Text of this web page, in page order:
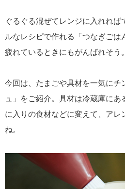
ぐるぐる混ぜてレンジに入れれば
ルなレシピで作れる「つなぎごは
疲れているときにもがんばれそう。
今回は、たまごや具材を一気にチ
ュ」をご紹介。具材は冷蔵庫に
に入りの食材などに変えて、アレ
ね。